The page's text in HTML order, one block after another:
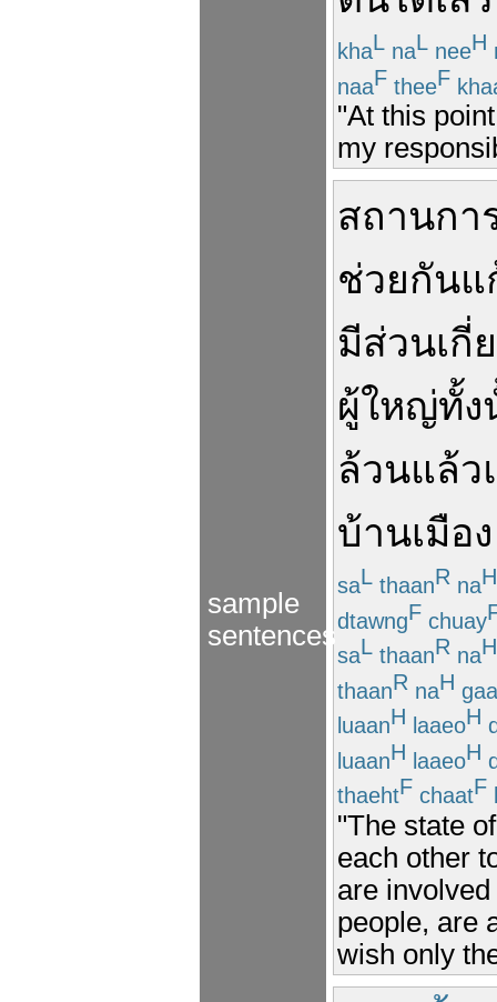
sample
sentences
khaL naL neeH
naaF theeF
"At this
my
สถานก
ช่วยกันแ
มีส่วนเกี่
ผู้ใหญ่ทั้ง
ล้วนแล้ว
บ้านเมือง
saL thaanR naH
dtawngF chuay
saL thaanR naH
thaanR naH
luaanH laaeoH
luaanH laaeoH
thaehtF chaatF
"The state
each other
are
people, are
wish only